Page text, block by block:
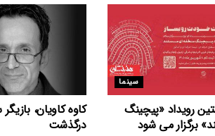
سینما
رویداد «پیچینگ
برگزار می شود
کاوه کاویان، بازیگر
درگذشت